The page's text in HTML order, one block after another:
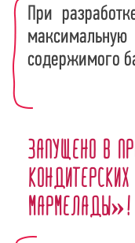
При
содержимого
Запущено в
мармелады»!